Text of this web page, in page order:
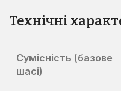
Технічні
Сумісність (базове
шасі)